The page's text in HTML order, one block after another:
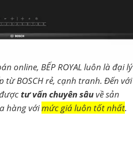
online, BẾP ROYAL luôn là đại lý
từ BOSCH rẻ, cạnh tranh. Đến với
tư vấn chuyên sâuvề sản
hàng vớimức giá luôn tốt nhất.